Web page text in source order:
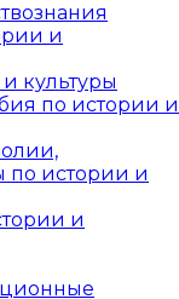
и
культуры
по истории и
по истории и
и